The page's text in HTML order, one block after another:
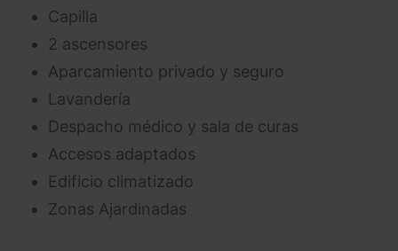
Capilla
2 ascensores
Aparcamiento privado y seguro
Lavandería
Despacho médico y sala de curas
Accesos adaptados
Edificio climatizado
Zonas Ajardinadas